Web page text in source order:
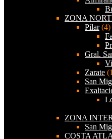
ZONA
Pilar(4)
Gral.
Zarate
San
ZONA
San
COSTA